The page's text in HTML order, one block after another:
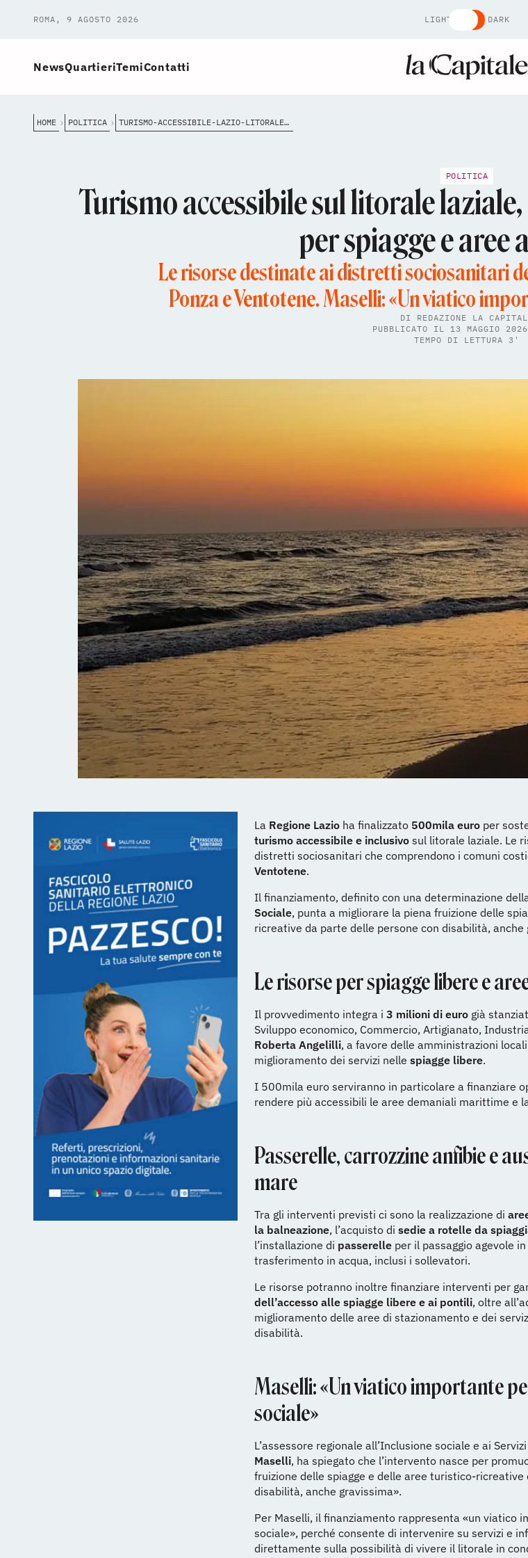
ROMA, 9 AGOSTO 2026 LIGHT DARK
NewsQuartieriTemiContatti
HOME POLITICA TURISMO-ACCESSIBILE-LAZIO-LITORALE-500MILA-EURO-SPIAGGE
POLITICA
Turismo accessibile sul litorale
per spiagge e aree
Le risorse destinate ai distretti sociosanitari
Ponza e Ventotene. Maselli: «Un viatico
DI REDAZIONE LA
PUBBLICATO IL 13 MAGGIO
TEMPO DI LETTURA 3'
La Regione Lazio ha finalizzato 500mila euro per
turismo accessibile e inclusivo sul litorale laziale. Le
distretti sociosanitari che comprendono i comuni
Ventotene.
Il finanziamento, definito con una determinazione
Sociale, punta a migliorare la piena fruizione delle
ricreative da parte delle persone con disabilità, anche
Le risorse per spiagge libere e
Il provvedimento integra i 3 milioni di euro già
Sviluppo economico, Commercio, Artigianato,
Roberta Angelilli, a favore delle amministrazioni
miglioramento dei servizi nelle spiagge libere.
I 500mila euro serviranno in particolare a finanziare
rendere più accessibili le aree demaniali marittime e
Passerelle, carrozzine anfibie e
mare
Tra gli interventi previsti ci sono la realizzazione di
la balneazione, l’acquisto di sedie a rotelle da
l’installazione di passerelle per il passaggio agevole
trasferimento in acqua, inclusi i sollevatori.
Le risorse potranno inoltre finanziare interventi per
dell’accesso alle spiagge libere e ai pontili, oltre
miglioramento delle aree di stazionamento e dei
disabilità.
Maselli: «Un viatico importante
sociale»
L’assessore regionale all’Inclusione sociale e ai
Maselli, ha spiegato che l’intervento nasce per
fruizione delle spiagge e delle aree turistico-ricreative
disabilità, anche gravissima».
Per Maselli, il finanziamento rappresenta «un viatico
sociale», perché consente di intervenire su servizi e
direttamente sulla possibilità di vivere il litorale in